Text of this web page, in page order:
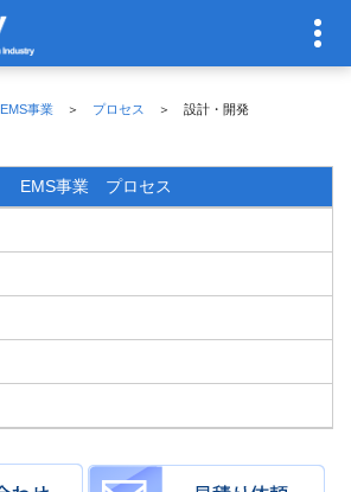
EMS事業 ＞ プロセス ＞ 設計・開発
EMS事業 プロセス